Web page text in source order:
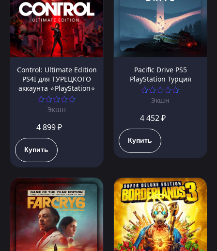
Control: Ultimate Edition
PS4I для ТУРЕЦКОГО
аккаунта ⭐PlayStation⭐
Экшн
4 899 ₽
Купить
Pacific Drive PS5
PlayStation Турция
Экшн
4 452 ₽
Купить